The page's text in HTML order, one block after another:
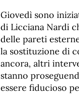
Giovedì sono
di Licciana Nardi
delle pareti
la sostituzione di
ancora, altri
stanno
essere fiducioso